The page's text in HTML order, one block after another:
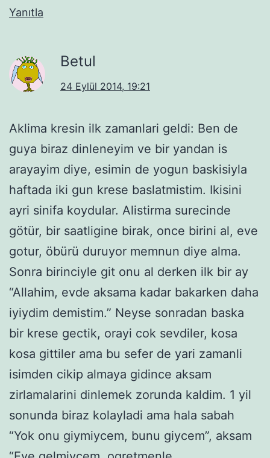
Yanıtla
Betul
24 Eylül 2014, 19:21
Aklima kresin ilk zamanlari geldi: Ben de
guya biraz dinleneyim ve bir yandan is
arayayim diye, esimin de yogun baskisiyla
haftada iki gun krese baslatmistim. Ikisini
ayri sinifa koydular. Alistirma surecinde
götür, bir saatligine birak, once birini al, eve
gotur, öbürü duruyor memnun diye alma.
Sonra birinciyle git onu al derken ilk bir ay
“Allahim, evde aksama kadar bakarken daha
iyiydim demistim.” Neyse sonradan baska
bir krese gectik, orayi cok sevdiler, kosa
kosa gittiler ama bu sefer de yari zamanli
isimden cikip almaya gidince aksam
zirlamalarini dinlemek zorunda kaldim. 1 yil
sonunda biraz kolayladi ama hala sabah
“Yok onu giymiycem, bunu giycem”, aksam